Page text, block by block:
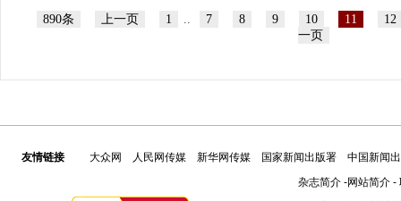
890条 上一页 1 .. 7 8 9 10 11
12
一页
友情链接 大众网 人民网传媒 新华网传媒 国家新闻出版署
中国新闻
杂志简介-网站简介-